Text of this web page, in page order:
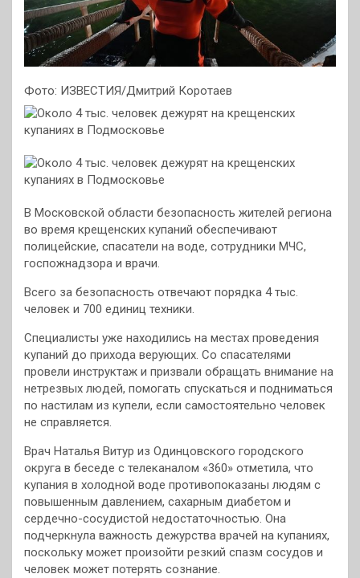
Фото: ИЗВЕСТИЯ/Дмитрий Коротаев
В Московской области безопасность жителей региона
во время крещенских купаний обеспечивают
полицейские, спасатели на воде, сотрудники МЧС,
госпожнадзора и врачи.
Всего за безопасность отвечают порядка 4 тыс.
человек и 700 единиц техники.
Специалисты уже находились на местах проведения
купаний до прихода верующих. Со спасателями
провели инструктаж и призвали обращать внимание на
нетрезвых людей, помогать спускаться и подниматься
по настилам из купели, если самостоятельно человек
не справляется.
Врач Наталья Витур из Одинцовского городского
округа в беседе с телеканалом «360» отметила, что
купания в холодной воде противопоказаны людям с
повышенным давлением, сахарным диабетом и
сердечно-сосудистой недостаточностью. Она
подчеркнула важность дежурства врачей на купаниях,
поскольку может произойти резкий спазм сосудов и
человек может потерять сознание.